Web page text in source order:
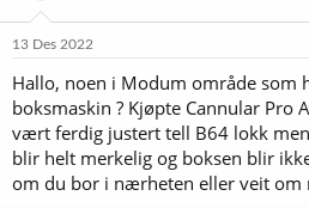
t
e
r
o
13 Des 2022
Hallo, noen i Modum område som
boksmaskin ? Kjøpte Cannular Pro
vært ferdig justert tell B64 lokk
blir helt merkelig og boksen blir
om du bor i nærheten eller veit